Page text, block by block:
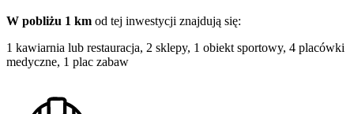
W pobliżu 1 km od tej inwestycji znajdują się:
1 kawiarnia lub restauracja, 2 sklepy, 1 obiekt sportowy, 4 placówki
medyczne, 1 plac zabaw